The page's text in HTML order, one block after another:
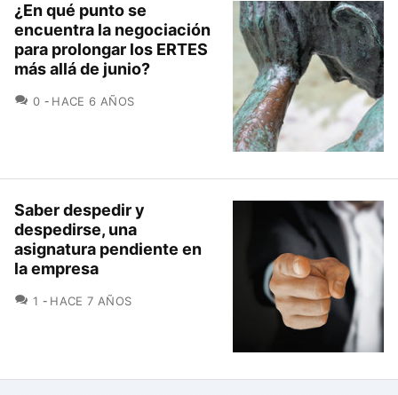
¿En qué punto se
encuentra la negociación
para prolongar los ERTES
más allá de junio?
0 COMENTARIOS
HACE 6 AÑOS
Saber despedir y
despedirse, una
asignatura pendiente en
la empresa
1 COMENTARIOS
HACE 7 AÑOS